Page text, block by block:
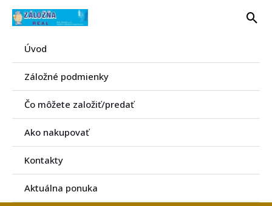
Preskočiť
Úvod
Záložné podmienky
Čo môžete založiť/predať
Ako nakupovať
Kontakty
Aktuálna ponuka